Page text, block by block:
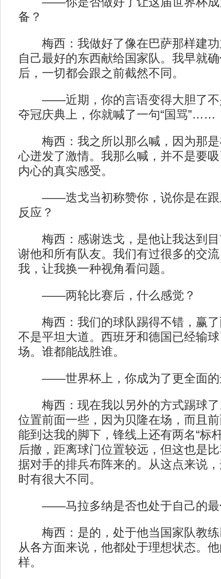
备？
梅西：我做好了像在巴萨那样建功
自己最好的东西献给国家队。我早就
后，一切都会跟之前截然不同。
——近期，你的言语变得大胆了不
夺冠庆典上，你就喊了一句“国骂”……
梅西：我之所以那么喊，因为那是
心迸发了激情。我那么喊，并不是要
内心的真实感受。
——迭戈当初称赞你，说你是在跟
反应？
梅西：感谢迭戈，是他让我达到目
谢他和所有队友。我们有过很多的交
我，让我换一种视角看问题。
——两轮比赛后，什么感觉？
梅西：我们的球队踢得不错，赢了
不是平坦大道。西班牙和德国已经输
场。谁都能战胜谁。
——世界杯上，你成为了更全面的
梅西：现在我以另外的方式踢球了
位置前面一些，因为贝隆在场，而且
能到达我的脚下，锋线上还有两名“标
后撤，距离球门位置较远，但这也是
据对手的排兵布阵来的。从这点来说
时有很大不同。
——马拉多纳是否也处于自己的最
梅西：是的，处于他当国家队教练
从各方面来说，他都处于理想状态。
样。